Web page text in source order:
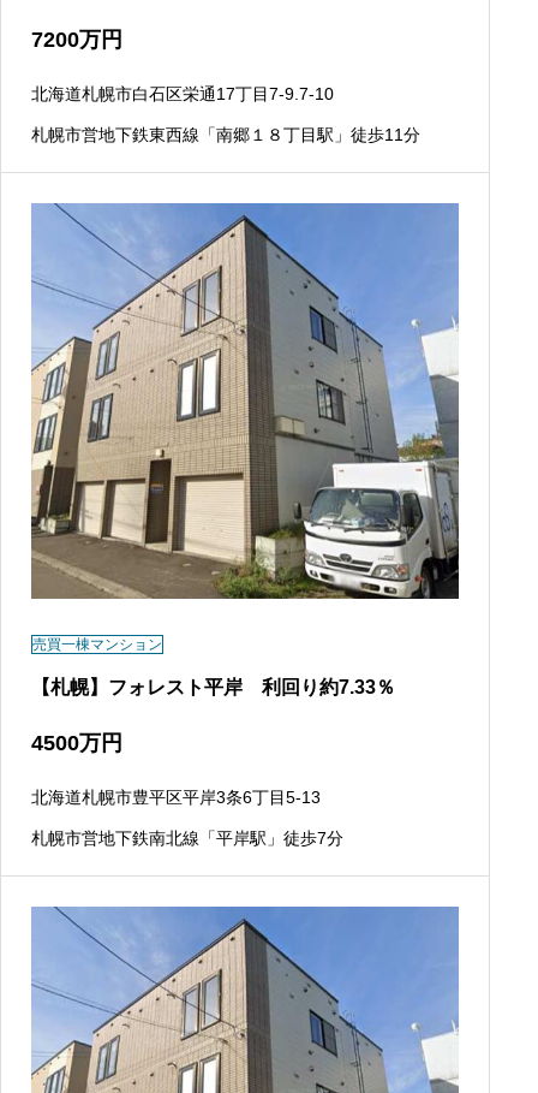
7200万円
北海道札幌市白石区栄通17丁目7-9.7-10
札幌市営地下鉄東西線「南郷１８丁目駅」徒歩11分
売買一棟マンション
【札幌】フォレスト平岸 利回り約7.33％
4500万円
北海道札幌市豊平区平岸3条6丁目5-13
札幌市営地下鉄南北線「平岸駅」徒歩7分